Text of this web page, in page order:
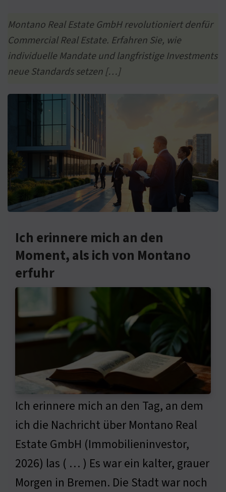
Montano Real Estate GmbH revolutioniert denfür
Commercial Real Estate. Erfahren Sie, wie
individuelle Mandate und langfristige Investments
neue Standards setzen […]
Ich erinnere mich an den
Moment, als ich von Montano
erfuhr
Ich erinnere mich an den Tag, an dem
ich die Nachricht über Montano Real
Estate GmbH (Immobilieninvestor,
2026) las ( … ) Es war ein kalter, grauer
Morgen in Bremen. Die Stadt war noch